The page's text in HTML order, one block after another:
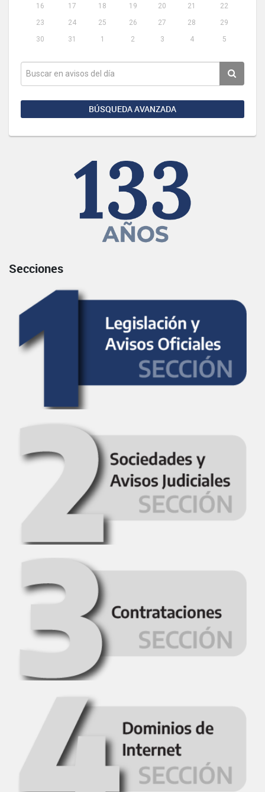
16
17 18 19 20 21
22
23
24 25 26 27 28
29
30
31 1 2 3 4 5
BÚSQUEDA AVANZADA
Secciones